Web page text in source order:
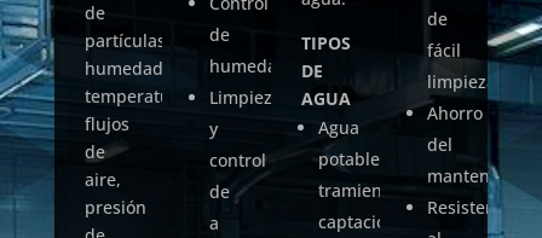
de
partículas,
humedad,
temperatura,
flujos
de
aire,
presión
de
humedad
Limpieza
y
control
de
a
TIPOS
DE
AGUA
Agua
potable
tramiento
captación.
de
fácil
limpieza
Ahorro
del
Resistencia